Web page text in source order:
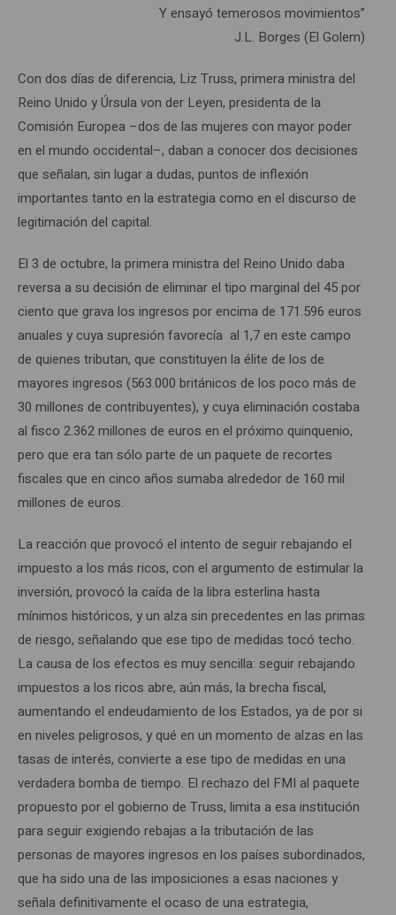
Y ensayó temerosos movimientos”
J.L. Borges (El Golem)
Con dos días de diferencia, Liz Truss, primera ministra del
Reino Unido y Úrsula von der Leyen, presidenta de la
Comisión Europea –dos de las mujeres con mayor poder
en el mundo occidental–, daban a conocer dos decisiones
que señalan, sin lugar a dudas, puntos de inflexión
importantes tanto en la estrategia como en el discurso de
legitimación del capital.
El 3 de octubre, la primera ministra del Reino Unido daba
reversa a su decisión de eliminar el tipo marginal del 45 por
ciento que grava los ingresos por encima de 171.596 euros
anuales y cuya supresión favorecía al 1,7 en este campo
de quienes tributan, que constituyen la élite de los de
mayores ingresos (563.000 británicos de los poco más de
30 millones de contribuyentes), y cuya eliminación costaba
al fisco 2.362 millones de euros en el próximo quinquenio,
pero que era tan sólo parte de un paquete de recortes
fiscales que en cinco años sumaba alrededor de 160 mil
millones de euros.
La reacción que provocó el intento de seguir rebajando el
impuesto a los más ricos, con el argumento de estimular la
inversión, provocó la caída de la libra esterlina hasta
mínimos históricos, y un alza sin precedentes en las primas
de riesgo, señalando que ese tipo de medidas tocó techo.
La causa de los efectos es muy sencilla: seguir rebajando
impuestos a los ricos abre, aún más, la brecha fiscal,
aumentando el endeudamiento de los Estados, ya de por si
en niveles peligrosos, y qué en un momento de alzas en las
tasas de interés, convierte a ese tipo de medidas en una
verdadera bomba de tiempo. El rechazo del FMI al paquete
propuesto por el gobierno de Truss, limita a esa institución
para seguir exigiendo rebajas a la tributación de las
personas de mayores ingresos en los países subordinados,
que ha sido una de las imposiciones a esas naciones y
señala definitivamente el ocaso de una estrategia,